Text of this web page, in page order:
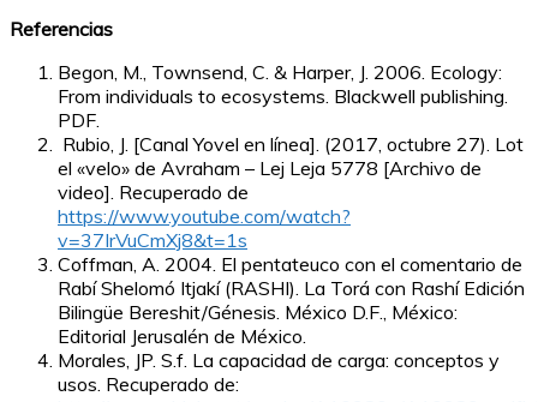
Referencias
Begon, M., Townsend, C. & Harper, J. 2006. Ecology:
From individuals to ecosystems. Blackwell publishing.
PDF.
Rubio, J. [Canal Yovel en línea]. (2017, octubre 27). Lot
el «velo» de Avraham – Lej Leja 5778 [Archivo de
video]. Recuperado de
https://www.youtube.com/watch?
v=37IrVuCmXj8&t=1s
Coffman, A. 2004. El pentateuco con el comentario de
Rabí Shelomó Itjakí (RASHI). La Torá con Rashí Edición
Bilingüe Bereshit/Génesis. México D.F., México:
Editorial Jerusalén de México.
Morales, JP. S.f. La capacidad de carga: conceptos y
usos. Recuperado de: